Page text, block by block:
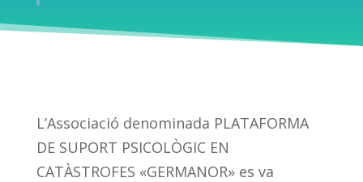
L’Associació denominada PLATAFORMA
DE SUPORT PSICOLÒGIC EN
CATÀSTROFES «GERMANOR» es va